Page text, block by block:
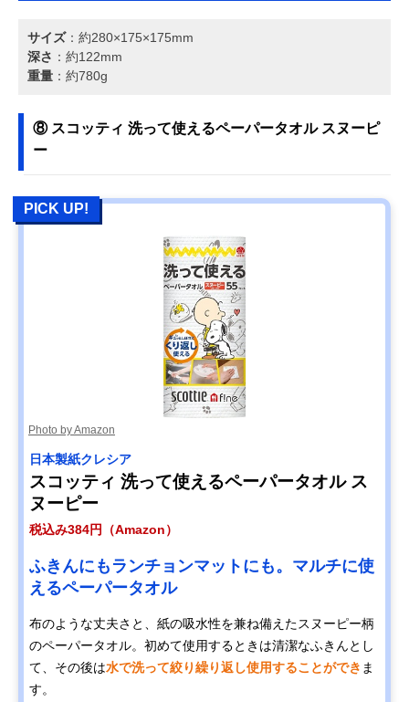
サイズ：約280×175×175mm
深さ ：約122mm
重量 ：約780g
⑧ スコッティ 洗って使えるペーパータオル スヌーピ
ー
PICK UP!
Photo by Amazon
日本製紙クレシア
スコッティ 洗って使えるペーパータオル ス
ヌーピー
税込み384円（Amazon）
ふきんにもランチョンマットにも。マルチに使
えるペーパータオル
布のような丈夫さと、紙の吸水性を兼ね備えたスヌーピー柄
のペーパータオル。初めて使用するときは清潔なふきんとし
て、その後は水で洗って絞り繰り返し使用することができ ま
す。